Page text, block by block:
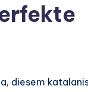
diesem